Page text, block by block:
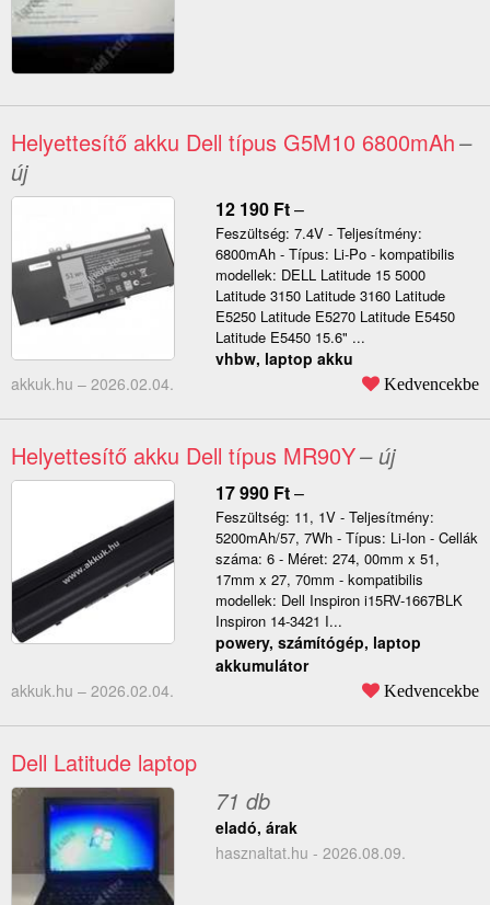
Helyettesítő akku Dell típus G5M10 6800mAh–
új
12 190 Ft–
Feszültség: 7.4V - Teljesítmény:
6800mAh - Típus: Li-Po - kompatibilis
modellek: DELL Latitude 15 5000
Latitude 3150 Latitude 3160 Latitude
E5250 Latitude E5270 Latitude E5450
Latitude E5450 15.6" ...
vhbw, laptop akku
akkuk.hu – 2026.02.04. Kedvencekbe
Helyettesítő akku Dell típus MR90Y– új
17 990 Ft–
Feszültség: 11, 1V - Teljesítmény:
5200mAh/57, 7Wh - Típus: Li-Ion - Cellák
száma: 6 - Méret: 274, 00mm x 51,
17mm x 27, 70mm - kompatibilis
modellek: Dell Inspiron i15RV-1667BLK
Inspiron 14-3421 I...
powery, számítógép, laptop
akkumulátor
akkuk.hu – 2026.02.04. Kedvencekbe
Dell Latitude laptop
71 db
eladó, árak
hasznaltat.hu - 2026.08.09.